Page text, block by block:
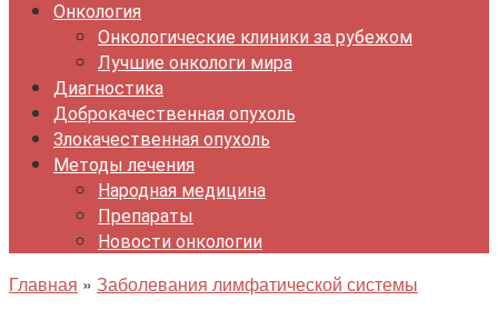
Онкология
Онкологические клиники за рубежом
Лучшие онкологи мира
Диагностика
Доброкачественная опухоль
Злокачественная опухоль
Методы лечения
Народная медицина
Препараты
Новости онкологии
Главная » Заболевания лимфатической системы